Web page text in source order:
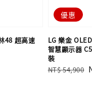
48 超高速
優惠
LG 樂金
智慧顯示器
裝
Regular
NT$ 54,900